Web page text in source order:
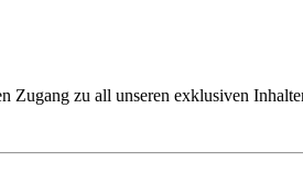
Zugang zu all unseren exklusiven